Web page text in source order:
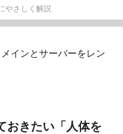
やさしく解説
インとサーバーをレン
おきたい「人体を